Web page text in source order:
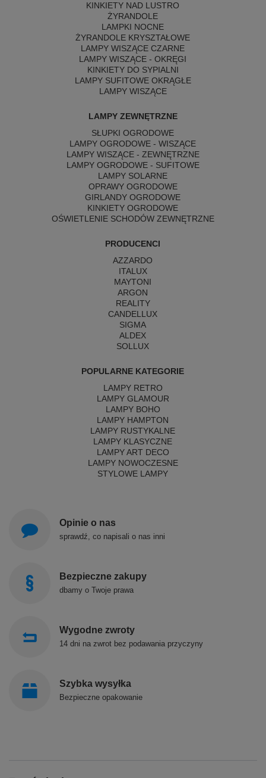
KINKIETY NAD LUSTRO
ŻYRANDOLE
LAMPKI NOCNE
ŻYRANDOLE KRYSZTAŁOWE
LAMPY WISZĄCE CZARNE
LAMPY WISZĄCE - OKRĘGI
KINKIETY DO SYPIALNI
LAMPY SUFITOWE OKRĄGŁE
LAMPY WISZĄCE
LAMPY ZEWNĘTRZNE
SŁUPKI OGRODOWE
LAMPY OGRODOWE - WISZĄCE
LAMPY WISZĄCE - ZEWNĘTRZNE
LAMPY OGRODOWE - SUFITOWE
LAMPY SOLARNE
OPRAWY OGRODOWE
GIRLANDY OGRODOWE
KINKIETY OGRODOWE
OŚWIETLENIE SCHODÓW ZEWNĘTRZNE
PRODUCENCI
AZZARDO
ITALUX
MAYTONI
ARGON
REALITY
CANDELLUX
SIGMA
ALDEX
SOLLUX
POPULARNE KATEGORIE
LAMPY RETRO
LAMPY GLAMOUR
LAMPY BOHO
LAMPY HAMPTON
LAMPY RUSTYKALNE
LAMPY KLASYCZNE
LAMPY ART DECO
LAMPY NOWOCZESNE
STYLOWE LAMPY
Opinie o nas
sprawdź, co napisali o nas inni
Bezpieczne zakupy
dbamy o Twoje prawa
Wygodne zwroty
14 dni na zwrot bez podawania przyczyny
Szybka wysyłka
Bezpieczne opakowanie